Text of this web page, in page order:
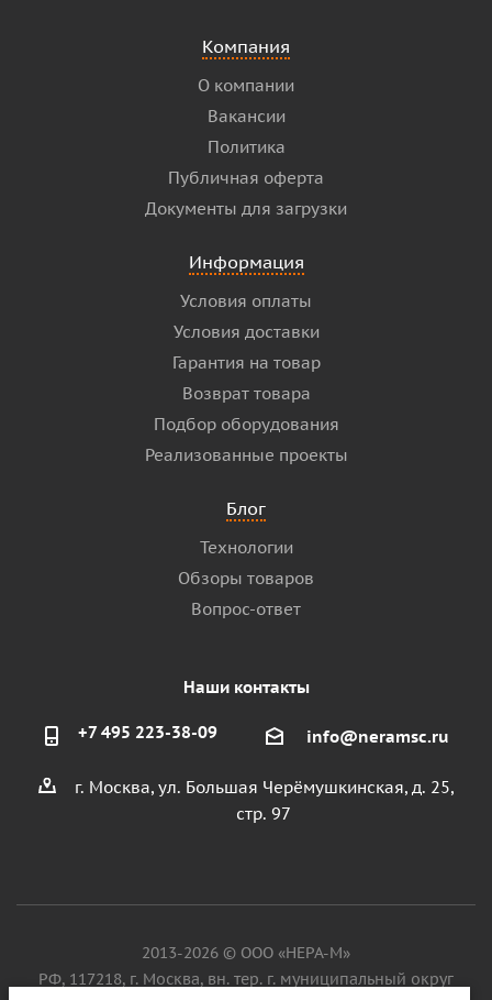
Компания
О компании
Вакансии
Политика
Публичная оферта
Документы для загрузки
Информация
Условия оплаты
Условия доставки
Гарантия на товар
Возврат товара
Подбор оборудования
Реализованные проекты
Блог
Технологии
Обзоры товаров
Вопрос-ответ
Наши контакты
+7 495 223-38-09 info@neramsc.ru
г. Москва, ул. Большая Черёмушкинская, д. 25,
стр. 97
2013-2026 © ООО «НЕРА-М»
РФ, 117218, г. Москва, вн. тер. г. муниципальный округ